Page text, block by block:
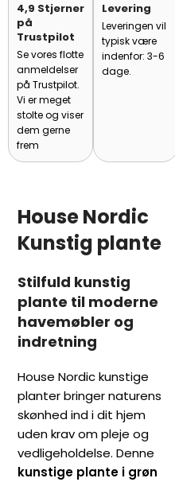
4,9 Stjerner
på
Trustpilot
Se vores flotte
anmeldelser
på Trustpilot.
Vi er meget
stolte og viser
dem gerne
frem
Levering
Leveringen vil
typisk være
indenfor: 3-6
dage.
House Nordic
Kunstig plante
Stilfuld kunstig
plante til moderne
havemøbler og
indretning
House Nordic kunstige
planter bringer naturens
skønhed ind i dit hjem
uden krav om pleje og
vedligeholdelse. Denne
kunstige plante i grøn